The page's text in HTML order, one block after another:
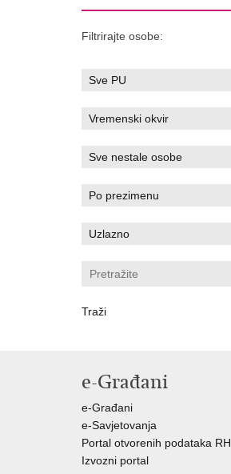
Filtrirajte osobe:
e-Građani
e-Građani
e-Savjetovanja
Portal otvorenih podataka RH
Izvozni portal